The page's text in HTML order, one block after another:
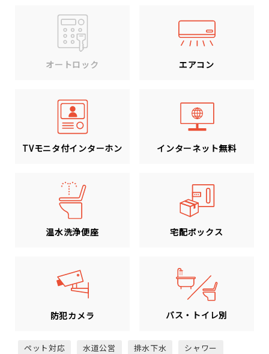
オートロック エアコン
TVモニタ付インターホン インターネット無料
温水洗浄便座 宅配ボックス
防犯カメラ バス・トイレ別
ペット対応 水道公営 排水下水
シャワー